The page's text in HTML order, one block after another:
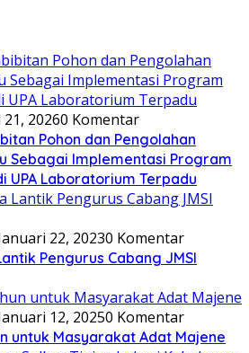
21, 20260 Komentar
Pohon dan Pengolahan
Sebagai Implementasi Program
UPA Laboratorium Terpadu
22, 20230 Komentar
Pengurus Cabang JMSI
12, 20250 Komentar
untuk Masyarakat Adat Majene